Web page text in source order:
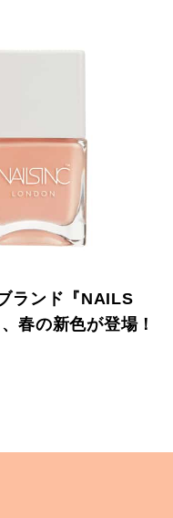
ランド『NAILS
春の新色が登場！